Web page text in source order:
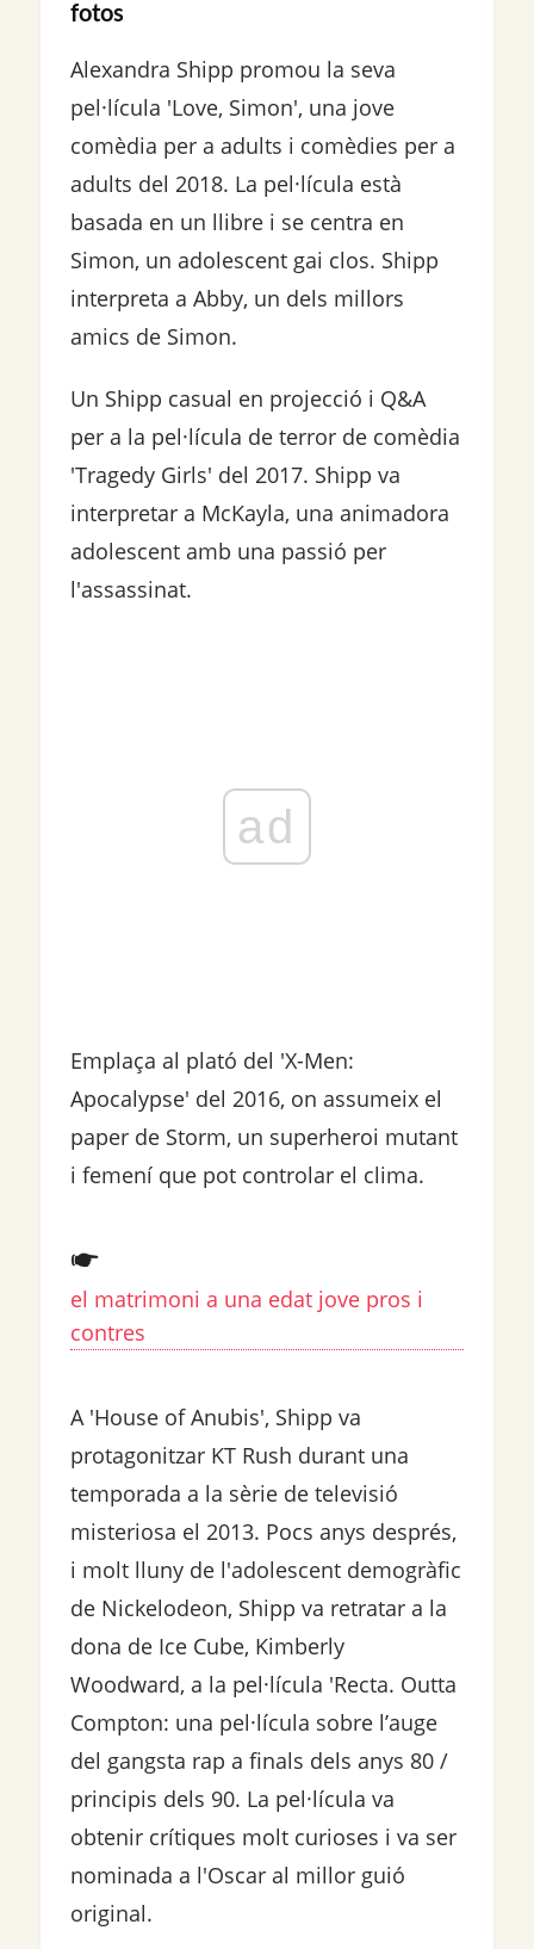
fotos
Alexandra Shipp promou la seva
pel·lícula 'Love, Simon', una jove
comèdia per a adults i comèdies per a
adults del 2018. La pel·lícula està
basada en un llibre i se centra en
Simon, un adolescent gai clos. Shipp
interpreta a Abby, un dels millors
amics de Simon.
Un Shipp casual en projecció i Q&A
per a la pel·lícula de terror de comèdia
'Tragedy Girls' del 2017. Shipp va
interpretar a McKayla, una animadora
adolescent amb una passió per
l'assassinat.
ad
Emplaça al plató del 'X-Men:
Apocalypse' del 2016, on assumeix el
paper de Storm, un superheroi mutant
i femení que pot controlar el clima.
el matrimoni a una edat jove pros i
contres
A 'House of Anubis', Shipp va
protagonitzar KT Rush durant una
temporada a la sèrie de televisió
misteriosa el 2013. Pocs anys després,
i molt lluny de l'adolescent demogràfic
de Nickelodeon, Shipp va retratar a la
dona de Ice Cube, Kimberly
Woodward, a la pel·lícula 'Recta. Outta
Compton: una pel·lícula sobre l’auge
del gangsta rap a finals dels anys 80 /
principis dels 90. La pel·lícula va
obtenir crítiques molt curioses i va ser
nominada a l'Oscar al millor guió
original.